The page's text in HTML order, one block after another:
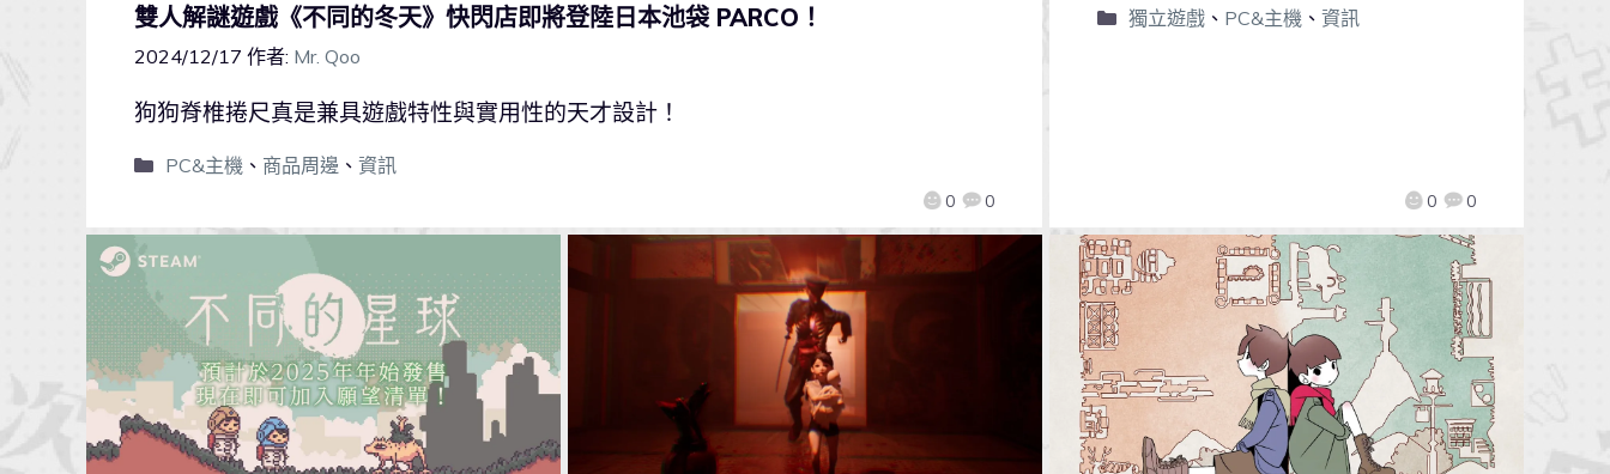
雙人解謎遊戲《不同的冬天》快閃店即將登陸日本池袋 PARCO！
2024/12/17 作者: Mr. Qoo
0 0
狗狗脊椎捲尺真是兼具遊戲特性與實用性的天才設計！
PC&主機 、 商品周邊 、 資訊
0 0
獨立遊戲、 PC&主機 、 資訊